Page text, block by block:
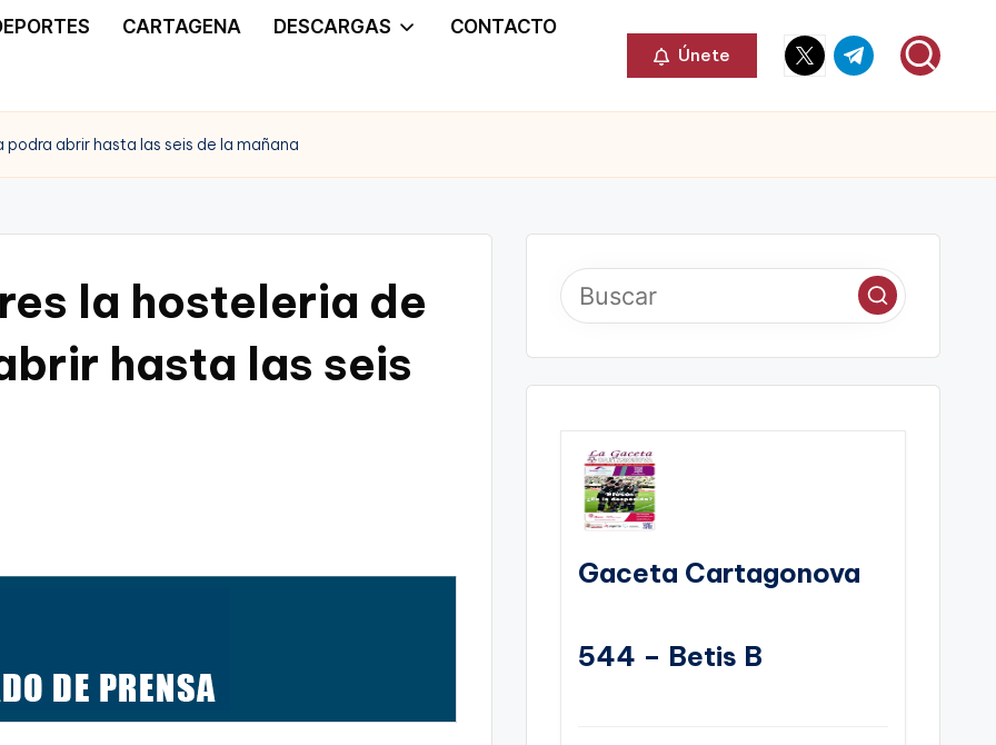
CARTAGENA DESCARGAS CONTACTO
Únete
Elemento
del
Elemento
del
abrir hasta las seis de la mañana
la hosteleria de
hasta las seis
Gaceta Cartagonova
544 – Betis B